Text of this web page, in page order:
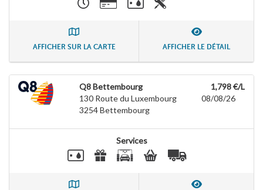
AFFICHER SUR LA CARTE AFFICHER LE DÉTAIL
Q8 Bettembourg
130 Route du Luxembourg
3254Bettembourg
1,798 €/L
08/08/26
Services